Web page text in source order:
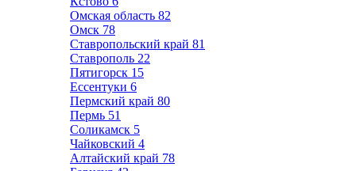
Омская область 82
Омск 78
Ставропольский край 81
Ставрополь 22
Пятигорск 15
Ессентуки 6
Пермский край 80
Пермь 51
Соликамск 5
Чайковский 4
Алтайский край 78